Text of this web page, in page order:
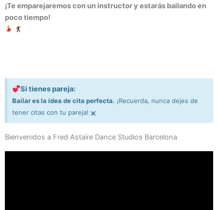
¡Te emparejaremos con un instructor y estarás bailando en
poco tiempo!
Si tienes pareja:
Bailar es la idea de cita perfecta. ¡Recuerda, nunca dejes de
tener citas con tu pareja! ×
Bienvenidos a Fred Astaire Dance Studios Barcelona